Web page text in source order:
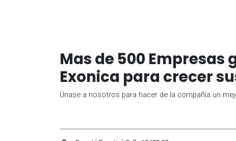
Mas de 500
Exonica para crecer
Únase a nosotros para hacer de la compañía un